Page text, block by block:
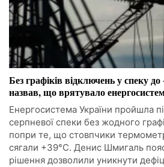
Без графіків відключень у спеку
назвав, що врятувало
Енергосистема України пройшла
серпневої спеки без жодного
попри те, що стовпчики
сягали +39°C. Денис Шмигаль
рішення дозволили уникнути